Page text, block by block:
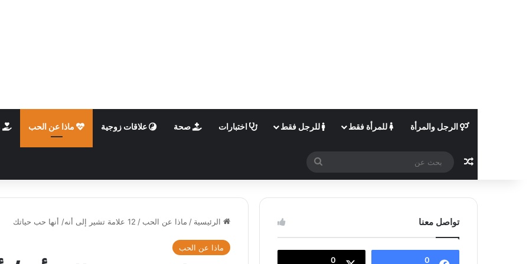
الرجل والمرأة للمرأة فقط للرجل فقط اختبارات صحة علاقات زوجية ماذا عن الحب
مقال عشوائي
بحث
عن
الرئيسية / ماذا عن الحب / 12 علامة تشير إلى أنه/ أنها حب حياتك
ماذا عن الحب
تواصل معنا
0
0